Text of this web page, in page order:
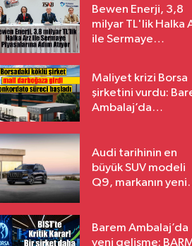
Bewen Enerji, 3,8
milyar TL'lik Halka
ile Sermaye
Maliyet krizi Borsa
şirketini vurdu:
Ambalaj’da
Audi tarihinin en
büyük SUV modeli
Q9, markanın yeni
Barem Ambalaj’da
yeni gelişme: